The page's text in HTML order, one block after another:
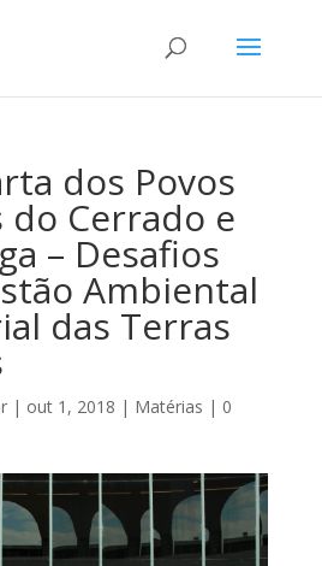
dos Povos
do Cerrado e
– Desafios
Ambiental
das Terras
| out 1, 2018 | Matérias | 0